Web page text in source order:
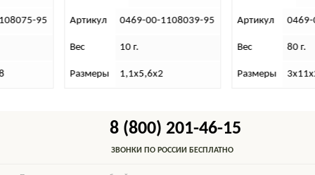
95 Артикул 0469-00-1108039-95
Вес 10 г.
Размеры 1,1х5,6х2
Артикул
Вес 80 г.
Размеры
8 (800) 201-46-15
ЗВОНКИ ПО РОССИИ БЕСПЛАТНО